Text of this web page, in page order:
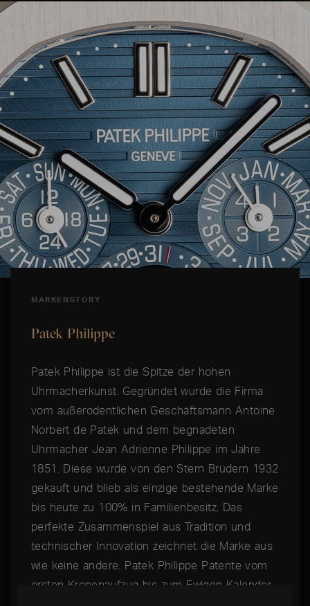
MARKENSTORY
Patek Philippe
Patek Philippe ist die Spitze der hohen
Uhrmacherkunst. Gegründet wurde die Firma
vom außerodentlichen Geschäftsmann Antoine
Norbert de Patek und dem begnadeten
Uhrmacher Jean Adrienne Philippe im Jahre
1851. Diese wurde von den Stern Brüdern 1932
gekauft und blieb als einzige bestehende Marke
bis heute zu 100% in Familienbesitz. Das
perfekte Zusammenspiel aus Tradition und
technischer Innovation zeichnet die Marke aus
wie keine andere. Patek Philippe Patente vom
ersten Kronenaufzug bis zum Ewigen Kalender